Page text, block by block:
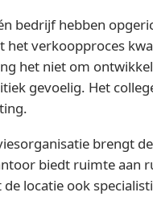
bedrijf hebben
verkoopproces
het niet om
gevoelig. Het
brengt
biedt ruimte aan
locatie ook